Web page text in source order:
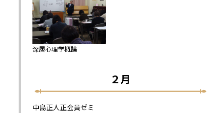
深層心理学概論
２月
中島正人正会員ゼミ